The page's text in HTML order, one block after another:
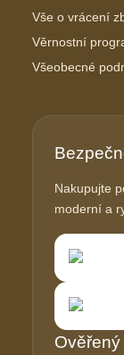
Vše o vrácení
Věrnostní
Všeobecné
Nakupujte
moderní a